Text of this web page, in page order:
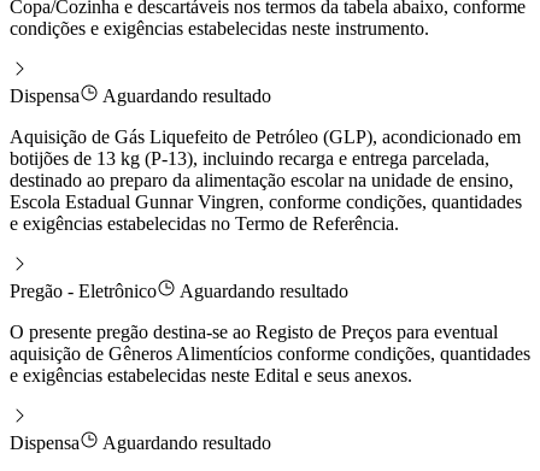
Copa/Cozinha e descartáveis nos termos da tabela abaixo, conforme
condições e exigências estabelecidas neste instrumento.
Dispensa
Aguardando resultado
Aquisição de Gás Liquefeito de Petróleo (GLP), acondicionado em
botijões de 13 kg (P-13), incluindo recarga e entrega parcelada,
destinado ao preparo da alimentação escolar na unidade de ensino,
Escola Estadual Gunnar Vingren, conforme condições, quantidades
e exigências estabelecidas no Termo de Referência.
Pregão - Eletrônico
Aguardando resultado
O presente pregão destina-se ao Registo de Preços para eventual
aquisição de Gêneros Alimentícios conforme condições, quantidades
e exigências estabelecidas neste Edital e seus anexos.
Dispensa
Aguardando resultado